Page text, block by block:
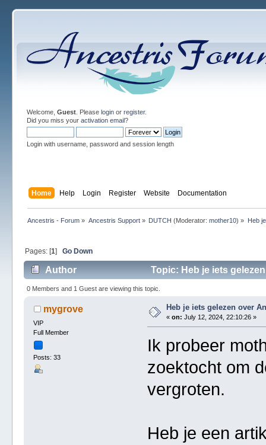
Welcome, Guest. Please loginor register.
Did you miss your activation email?
Login with username, password and session length
Home Help Login Register Website Documentation
Ancestris - Forum » Ancestris Support» DUTCH (Moderator:mother10) » Heb
Pages: [1] Go Down
Author Topic: Heb je iets
0 Members and 1 Guest are viewing this topic.
mygrove
VIP
Full Member
Posts: 33
Heb je iets gelezen over
«on: July 12, 2024, 22:10:26 »
Ik probeer
zoektocht om
vergroten.
Heb je een